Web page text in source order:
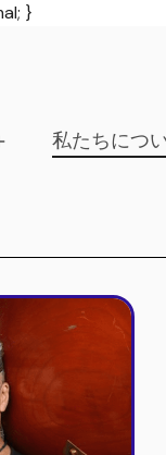
}
私たちにつ